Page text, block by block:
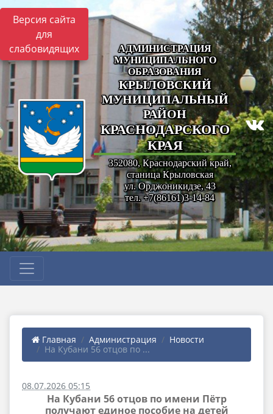
Версия сайта
для
слабовидящих
АДМИНИСТРАЦИЯ
МУНИЦИПАЛЬНОГО
ОБРАЗОВАНИЯ
КРЫЛОВСКИЙ
МУНИЦИПАЛЬНЫЙ
РАЙОН
КРАСНОДАРСКОГО
КРАЯ
352080, Краснодарский край,
станица Крыловская
ул. Орджоникидзе, 43
тел. +7(86161)3-14-84
Главная Администрация
Новости
На Кубани 56 отцов по ...
08.07.2026 05:15
На Кубани 56 отцов по имени Пётр
получают единое пособие на детей